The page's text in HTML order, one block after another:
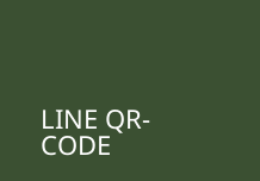
LINE QR-
CODE